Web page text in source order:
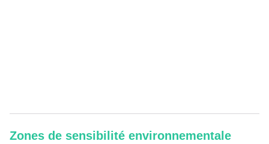
Zones de sensibilité environnementale